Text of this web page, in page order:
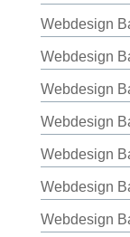
Webdesign
Webdesign
Webdesign
Webdesign
Webdesign
Webdesign
Webdesign